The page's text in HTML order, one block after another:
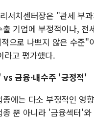
서치센터장은 "관세 부
기업에 부정적이나,
으로 나쁘지 않은 수준
라고 평가했다.
금융·내수주 '긍정적'
에는 다소 부정적인 영
뿐 아니라 '금융섹터'